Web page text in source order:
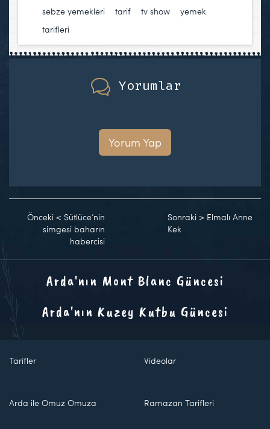
sebze yemekleri
tarif tv show
yemek
tarifleri
Yorumlar
Yorum Yap
Önceki < Sütlüce’nin
simgesi baharın
habercisi
Sonraki > Elmalı Anne
Kek
Arda'nın Mont Blanc Güncesi
Arda'nın Kuzey Kutbu Güncesi
Tarifler Videolar
Arda ile Omuz Omuza Ramazan Tarifleri